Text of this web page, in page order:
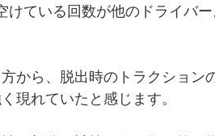
ている回数が他のドライバ
から、脱出時のトラクション
現れていたと感じます。